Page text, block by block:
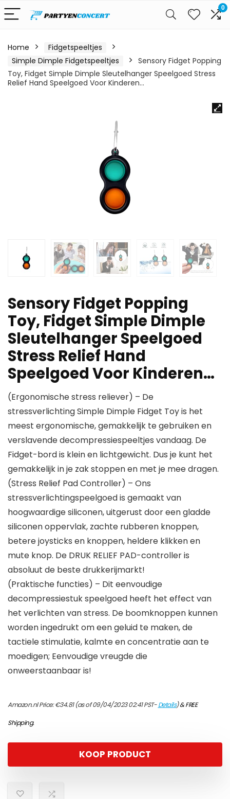
0
Home
Fidgetspeeltjes
Simple Dimple Fidgetspeeltjes
Sensory Fidget Popping
Toy, Fidget Simple Dimple Sleutelhanger Speelgoed Stress
Relief Hand Speelgoed Voor Kinderen…
Sensory Fidget Popping
Toy, Fidget Simple Dimple
Sleutelhanger Speelgoed
Stress Relief Hand
Speelgoed Voor Kinderen…
(Ergonomische stress reliever) – De
stressverlichting Simple Dimple Fidget Toy is het
meest ergonomische, gemakkelijk te gebruiken en
verslavende decompressiespeeltjes vandaag. De
Fidget-bord is klein en lichtgewicht. Dus je kunt het
gemakkelijk in je zak stoppen en met je mee dragen.
(Stress Relief Pad Controller) – Ons
stressverlichtingspeelgoed is gemaakt van
hoogwaardige siliconen, uitgerust door een gladde
siliconen oppervlak, zachte rubberen knoppen,
betere joysticks en knoppen, heldere klikken en
mute knop. De DRUK RELIEF PAD-controller is
absoluut de beste drukkerijmarkt!
(Praktische functies) – Dit eenvoudige
decompressiestuk speelgoed heeft het effect van
het verlichten van stress. De boomknoppen kunnen
worden ingedrukt om een ​​geluid te maken, de
tactiele stimulatie, kalmte en concentratie aan te
moedigen; Eenvoudige vreugde die
onweerstaanbaar is!
Amazon.nl Price:€34.81(as of 09/04/2023 02:41 PST-Details)&FREE
Shipping.
KOOP PRODUCT